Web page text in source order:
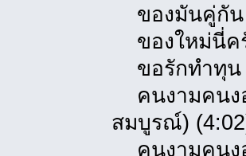
ของมันคู่กัน -
ของใหม่นี่ครั
ขอรักทำทุน -
คนงามคนงอ
สมบูรณ์)
คนงามคนงอ